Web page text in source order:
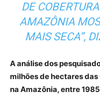
DE
AMAZÔNIA
MAIS SECA”,
A análise dos
milhões de hectares
na Amazônia, entre